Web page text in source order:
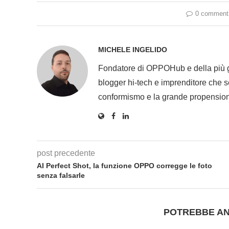
0
MICHELE INGELIDO
Fondatore di OPPOHub e della
blogger hi-tech e imprenditore che
conformismo e la grande
post precedente
AI Perfect Shot, la funzione OPPO corregge le foto
senza falsarle
POTREBBE